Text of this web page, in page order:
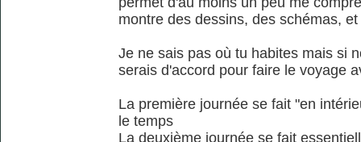
montre des dessins, des schémas,
Je ne sais pas où tu habites mais si
serais d'accord pour faire le voyage
La première journée se fait "en
le temps
La deuxième journée se fait